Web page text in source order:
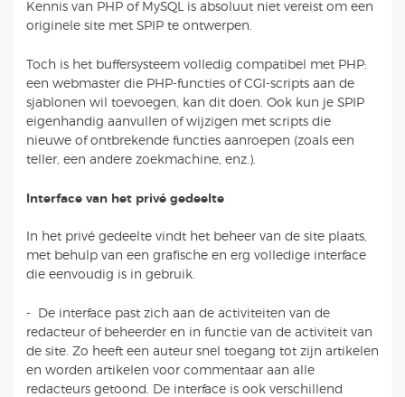
Kennis van PHP of MySQL is absoluut niet vereist om een
originele site met SPIP te ontwerpen.
Toch is het buffersysteem volledig compatibel met PHP:
een webmaster die PHP-functies of CGI-scripts aan de
sjablonen wil toevoegen, kan dit doen. Ook kun je SPIP
eigenhandig aanvullen of wijzigen met scripts die
nieuwe of ontbrekende functies aanroepen (zoals een
teller, een andere zoekmachine, enz.).
Interface van het privé gedeelte
In het privé gedeelte vindt het beheer van de site plaats,
met behulp van een grafische en erg volledige interface
die eenvoudig is in gebruik.
- De interface past zich aan de activiteiten van de
redacteur of beheerder en in functie van de activiteit van
de site. Zo heeft een auteur snel toegang tot zijn artikelen
en worden artikelen voor commentaar aan alle
redacteurs getoond. De interface is ook verschillend